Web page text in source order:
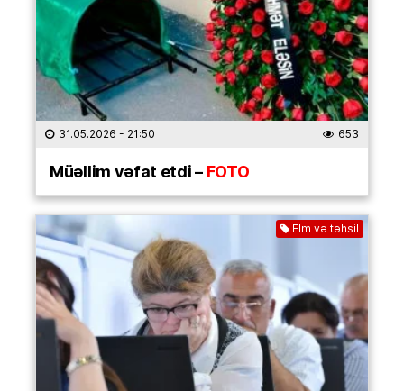
31.05.2026 - 21:50 653
Müəllim vəfat etdi –FOTO
Elm və təhsil